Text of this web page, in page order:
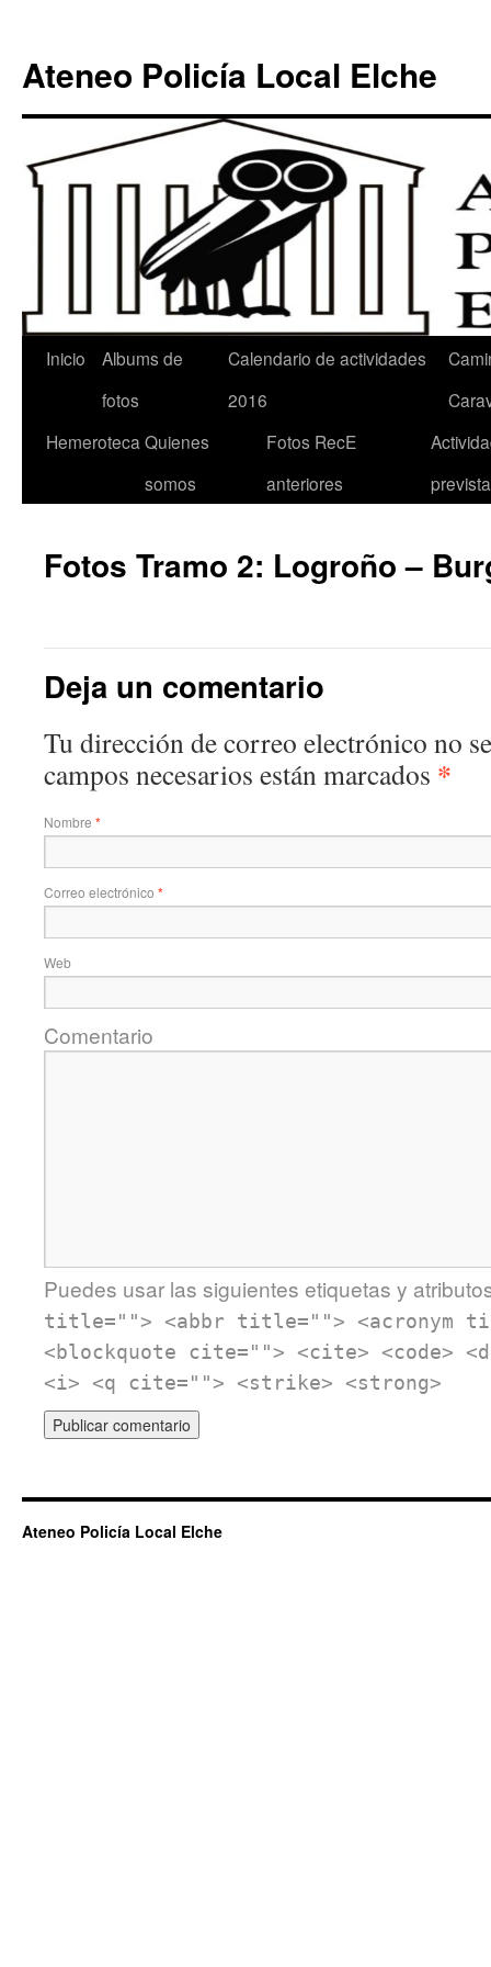
Ateneo Policía Local Elche
Inicio
Albums de
fotos
Calendario de actividades
2016
Hemeroteca Quienes
somos
Fotos RecE
anteriores
Fotos Tramo 2: Logroño –
Deja un comentario
Tu dirección de correo electrónico no
campos necesarios están marcados *
Nombre *
Correo electrónico *
Web
Comentario
Puedes usar las siguientes etiquetas y
title=""> <abbr title=""> <acronym
<blockquote cite=""> <cite> <code>
<i> <q cite=""> <strike> <strong>
Ateneo Policía Local Elche